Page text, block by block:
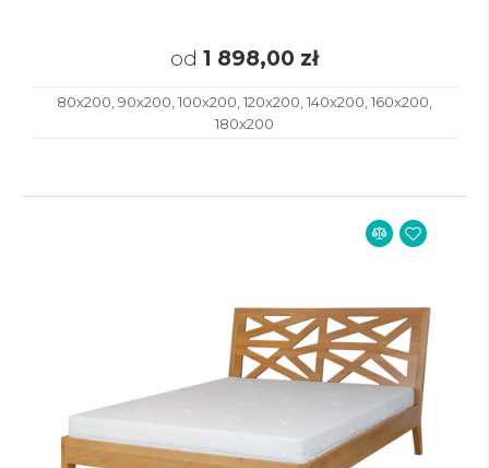
od 1 898,00 zł
80x200, 90x200, 100x200, 120x200, 140x200, 160x200,
180x200